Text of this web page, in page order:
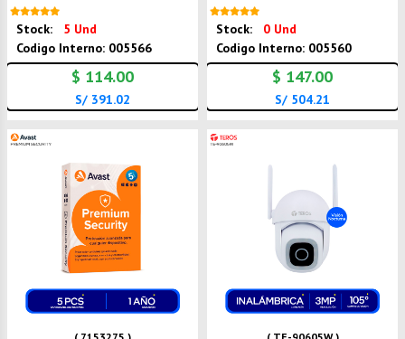
Stock:
5 Und
Codigo Interno: 005566
$ 114.00
S/ 391.02
Stock:
0 Und
Codigo Interno: 005560
$ 147.00
S/ 504.21